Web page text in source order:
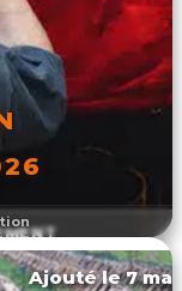
Ajouté le 7